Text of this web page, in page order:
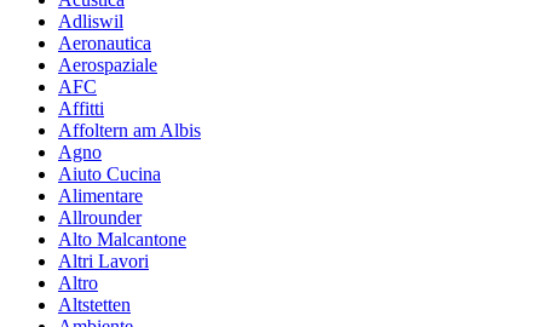
Adliswil
Aeronautica
Aerospaziale
AFC
Affitti
Affoltern am Albis
Agno
Aiuto Cucina
Alimentare
Allrounder
Alto Malcantone
Altri Lavori
Altro
Altstetten